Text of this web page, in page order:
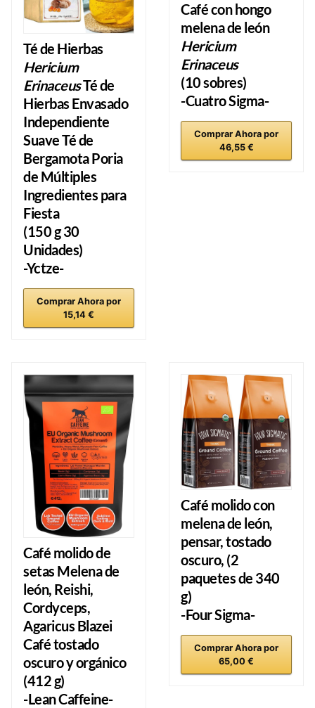
Té de Hierbas
Hericium
ErinaceusTé de
Hierbas Envasado
Independiente
Suave Té de
Bergamota Poria
de Múltiples
Ingredientes para
Fiesta
(150 g 30
Unidades)
-Yctze-
Comprar Ahora por
15,14 €
Café con hongo
melena de león
Hericium
Erinaceus
(10 sobres)
-Cuatro Sigma-
Comprar Ahora por
46,55 €
Café molido de
setas Melena de
león, Reishi,
Cordyceps,
Agaricus Blazei
Café tostado
oscuro y orgánico
(412 g)
-Lean Caffeine-
Café molido con
melena de león,
pensar, tostado
oscuro, (2
paquetes de 340
g)
-Four Sigma-
Comprar Ahora por
65,00 €